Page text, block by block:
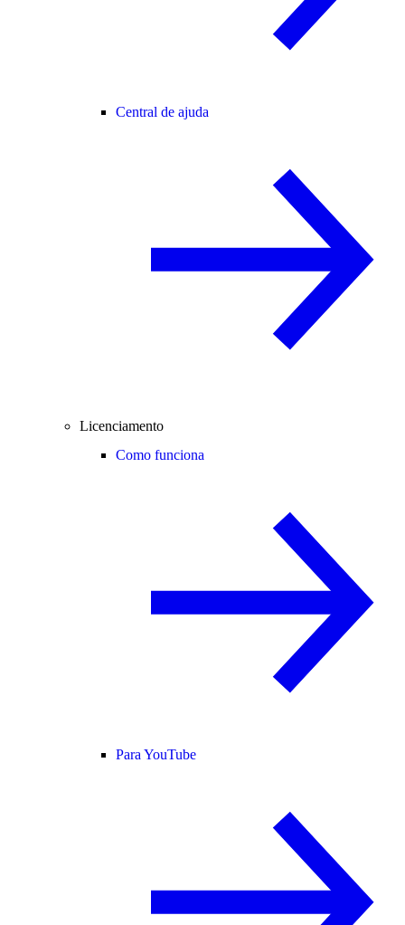
Central de ajuda
Licenciamento
Como funciona
Para YouTube